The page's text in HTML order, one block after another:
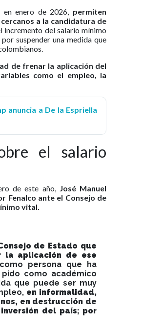
en enero de 2026, permiten
a la candidatura de
incremento del salario mínimo
suspender una medida que
de frenar la aplicación del
como el empleo, la
anuncia a De la Espriella
el salario
de este año, José Manuel
Fenalco ante el Consejo de
vital.
de Estado que
la aplicación de ese
persona que ha
como académico
que puede ser muy
en informalidad,
en destrucción de
del país; por